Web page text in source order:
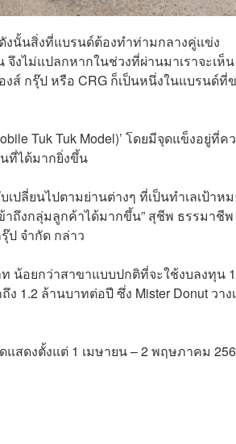
งนั้นสิ่งที่แบรนด์ต้องทำท่ามกลางคู่แข่ง
งไม่แปลกหากในช่วงที่ผ่านมาเราจะเห็น
ส์ กรุ๊ป หรือ ​CRG ก็เป็นหนึ่งในแบรนด์ที่
Tuk Tuk Model)’ โดยมีจุดแข็งอยู่ที่ค
ที่ได้มากยิ่งขึ้น
ปลี่ยนไปตามย่านต่างๆ ที่เป็นทำเลเป้าห
าถึงกลุ่มลูกค้าได้มากขึ้น” สุชีพ ธรรมาชีพ
ป จำกัด กล่าว
น้อยกว่าสาขาแบบปกติที่จะใช้งบลงทุน
ล้านบาทต่อปี ซึ่ง Mister Donut วาง
แสดงตั้งแต่ 1 เมษายน – 2 พฤษภาคม